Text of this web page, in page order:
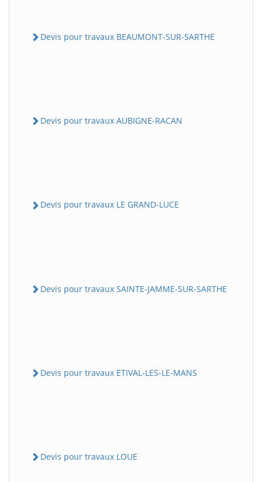
Devis pour travaux BEAUMONT-SUR-SARTHE
Devis pour travaux AUBIGNE-RACAN
Devis pour travaux LE GRAND-LUCE
Devis pour travaux SAINTE-JAMME-SUR-SARTHE
Devis pour travaux ETIVAL-LES-LE-MANS
Devis pour travaux LOUE